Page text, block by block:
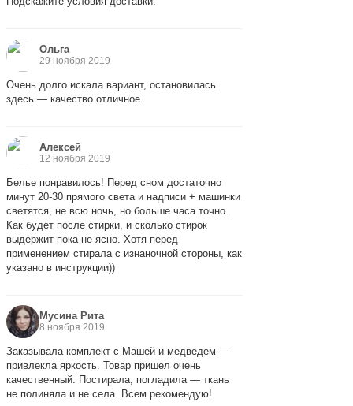
Ольга
29 ноября 2019
Очень долго искала вариант, остановилась
здесь — качество отличное.
Алексей
12 ноября 2019
Белье понравилось! Перед сном достаточно
минут 20-30 прямого света и надписи + машинки
светятся, не всю ночь, но больше часа точно.
Как будет после стирки, и сколько стирок
выдержит пока не ясно. Хотя перед
применением стирала с изнаночной стороны, как
указано в инструкции))
Мусина Рита
8 ноября 2019
Заказывала комплект с Машей и медведем —
привлекла яркость. Товар пришел очень
качественный. Постирала, погладила — ткань
не полиняла и не села. Всем рекомендую!